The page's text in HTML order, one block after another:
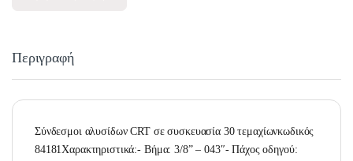
Περιγραφή
Σύνδεσμοι αλυσίδων CRT σε συσκευασία 30 τεμαχίωνκωδικός
84181Χαρακτηριστικά:- Βήμα: 3/8” – 043″- Πάχος οδηγού: